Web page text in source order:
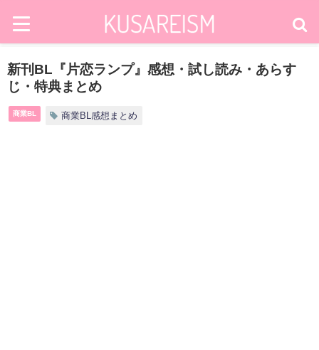
新刊BL『片恋ランプ』感想・試し読み・あらす
じ・特典まとめ
商業BL 商業BL感想まとめ